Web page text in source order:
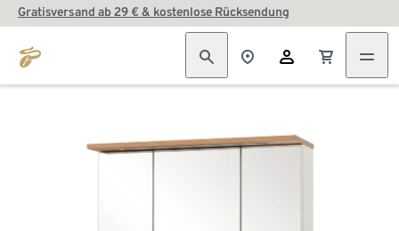
Gratisversand ab 29 € & kostenlose Rücksendung